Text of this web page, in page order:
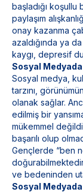
başladığı koşullu
paylaşım
onay kazanma
azaldığında ya
kaygı, depresif
Sosyal Medyada
Sosyal medya,
tarzını,
olanak sağlar.
edilmiş bir
mükemmel
başarılı olup
Gençlerde “ben
ve bedeninden
Sosyal